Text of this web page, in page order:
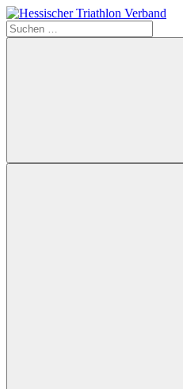
Zum
Inhalt
springen
Hessischer
Suchen
nach:
Suchen